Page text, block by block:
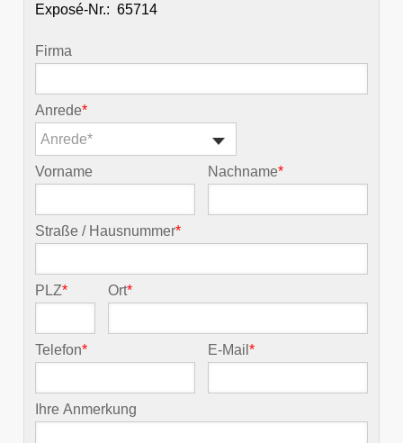
Exposé-Nr.:
Firma
Anrede*
Anrede*
Vorname Nachname*
Straße / Hausnummer*
PLZ* Ort*
Telefon* E-Mail*
Ihre Anmerkung